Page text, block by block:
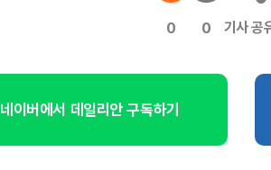
0 0 기사 공
네이버에서 데일리안 구독하기